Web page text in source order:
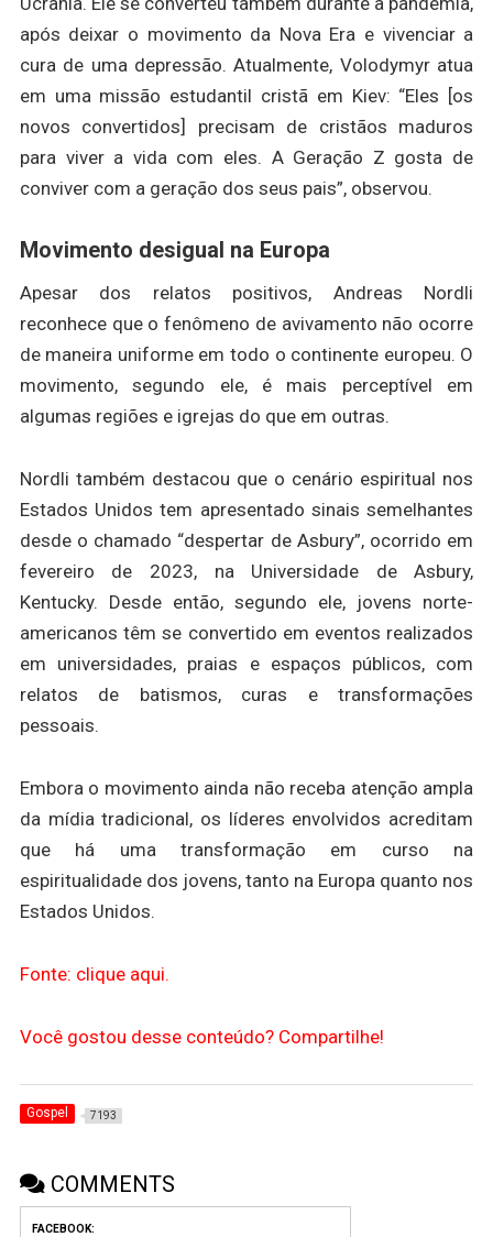
após deixar o movimento da Nova Era e vivenciar a
cura de uma depressão. Atualmente, Volodymyr atua
em uma missão estudantil cristã em Kiev: “Eles [os
novos convertidos] precisam de cristãos maduros
para viver a vida com eles. A Geração Z gosta de
conviver com a geração dos seus pais”, observou.
Movimento desigual na Europa
Apesar dos relatos positivos, Andreas Nordli
reconhece que o fenômeno de avivamento não ocorre
de maneira uniforme em todo o continente europeu. O
movimento, segundo ele, é mais perceptível em
algumas regiões e igrejas do que em outras.
Nordli também destacou que o cenário espiritual nos
Estados Unidos tem apresentado sinais semelhantes
desde o chamado “despertar de Asbury”, ocorrido em
fevereiro de 2023, na Universidade de Asbury,
Kentucky. Desde então, segundo ele, jovens norte-
americanos têm se convertido em eventos realizados
em universidades, praias e espaços públicos, com
relatos de batismos, curas e transformações
pessoais.
Embora o movimento ainda não receba atenção ampla
da mídia tradicional, os líderes envolvidos acreditam
que há uma transformação em curso na
espiritualidade dos jovens, tanto na Europa quanto nos
Estados Unidos.
Fonte: clique aqui.
Você gostou desse conteúdo? Compartilhe!
Gospel 7193
COMMENTS
FACEBOOK: